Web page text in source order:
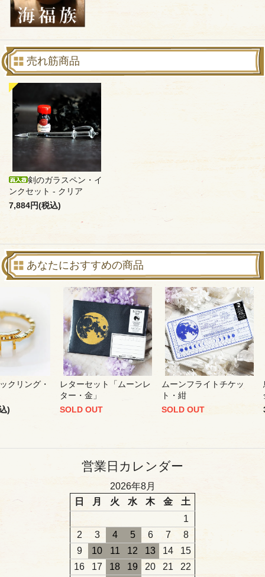
売れ筋商品
剣のガラスペン・イ
ンクセット - クリア
7,884円(税込)
あなたにおすすめの商品
クリング・
)
レターセット「ムーンレ
ター・金」
SOLD OUT
ムーンフライトチケッ
ト・紺
SOLD OUT
営業日カレンダー
2026年8月
日
月 火 水 木 金
土
1
2
3 4 5 6 7
8
9
10 11 12 13 14
15
16
17 18 19 20 21
22